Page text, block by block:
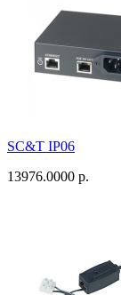
SC&T IP06
13976.0000 р.